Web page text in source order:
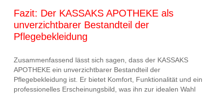
Fazit: Der KASSAKS APOTHEKE als
unverzichtbarer Bestandteil der
Pflegebekleidung
Zusammenfassend lässt sich sagen, dass der KASSAKS
APOTHEKE ein unverzichtbarer Bestandteil der
Pflegebekleidung ist. Er bietet Komfort, Funktionalität und ein
professionelles Erscheinungsbild, was ihn zur idealen Wahl